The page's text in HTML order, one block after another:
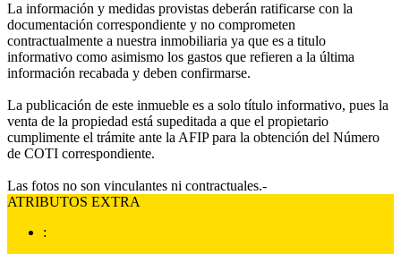
La información y medidas provistas deberán ratificarse con la
documentación correspondiente y no comprometen
contractualmente a nuestra inmobiliaria ya que es a titulo
informativo como asimismo los gastos que refieren a la última
información recabada y deben confirmarse.
La publicación de este inmueble es a solo título informativo, pues la
venta de la propiedad está supeditada a que el propietario
cumplimente el trámite ante la AFIP para la obtención del Número
de COTI correspondiente.
Las fotos no son vinculantes ni contractuales.-
ATRIBUTOS EXTRA
: